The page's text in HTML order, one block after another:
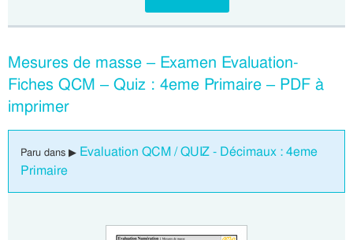
Mesures de masse – Examen Evaluation-
Fiches QCM – Quiz : 4eme Primaire – PDF à
imprimer
Paru dans ▶ Evaluation QCM / QUIZ - Décimaux : 4eme
Primaire